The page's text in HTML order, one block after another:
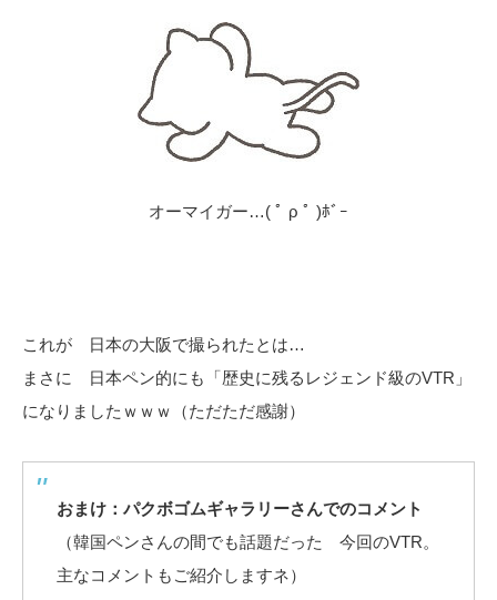
オーマイガー…( ﾟ ρ ﾟ )ﾎﾞｰ
これが 日本の大阪で撮られたとは…
まさに 日本ペン的にも「歴史に残るレジェンド級のVTR」
になりましたｗｗｗ（ただただ感謝）
おまけ：パクボゴムギャラリーさんでのコメント
（韓国ペンさんの間でも話題だった 今回のVTR。
主なコメントもご紹介しますネ）